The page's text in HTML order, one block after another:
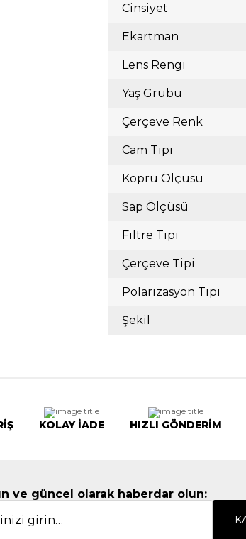
Cinsiyet
Ekartman
Lens Rengi
Yaş Grubu
Çerçeve Renk
Cam Tipi
Köprü Ölçüsü
Sap Ölçüsü
Filtre Tipi
Çerçeve Tipi
Polarizasyon Tipi
Şekil
KOLAY İADE HIZLI GÖNDERİM
ve güncel olarak haberdar olun: